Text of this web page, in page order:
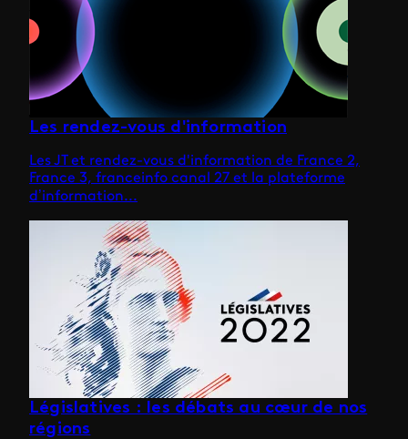
Les rendez-vous d'information
Les JT et rendez-vous d'information de France 2,
France 3, franceinfo canal 27 et la plateforme
d’information...
Législatives : les débats au cœur de nos
régions